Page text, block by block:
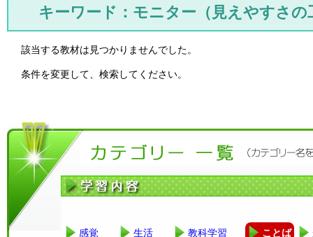
キーワード：モニター（見えやすさの
該当する教材は見つかりませんでした。
条件を変更して、検索してください。
感覚 生活 教科学習 ことば